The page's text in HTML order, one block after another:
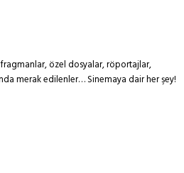
özel dosyalar, röportajlar,
merak edilenler… Sinemaya dair her şey!